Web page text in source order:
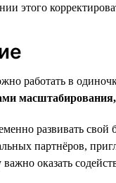
этого
работать в
масштабирования,
развивать свой
партнёров,
оказать